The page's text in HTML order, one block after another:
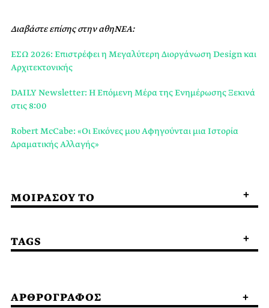
Διαβάστε επίσης στην αθηΝΕΑ:
ΕΣΩ 2026: Επιστρέφει η Μεγαλύτερη Διοργάνωση Design και
Αρχιτεκτονικής
DAILY Newsletter: Η Επόμενη Μέρα της Ενημέρωσης Ξεκινά
στις 8:00
Robert McCabe: «Οι Εικόνες μου Αφηγούνται μια Ιστορία
Δραματικής Αλλαγής»
ΜΟΙΡΑΣΟΥ ΤΟ
TAGS
ΑΡΘΡΟΓΡΑΦΟΣ